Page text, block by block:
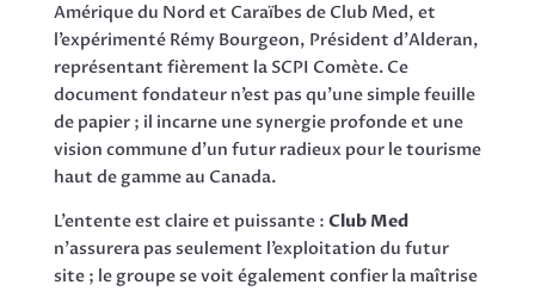
Amérique du Nord et Caraïbes de Club Med, et
l’expérimenté Rémy Bourgeon, Président d’Alderan,
représentant fièrement la SCPI Comète. Ce
document fondateur n’est pas qu’une simple feuille
de papier ; il incarne une synergie profonde et une
vision commune d’un futur radieux pour le tourisme
haut de gamme au Canada.
L’entente est claire et puissante : Club Med
n’assurera pas seulement l’exploitation du futur
site ; le groupe se voit également confier la maîtrise